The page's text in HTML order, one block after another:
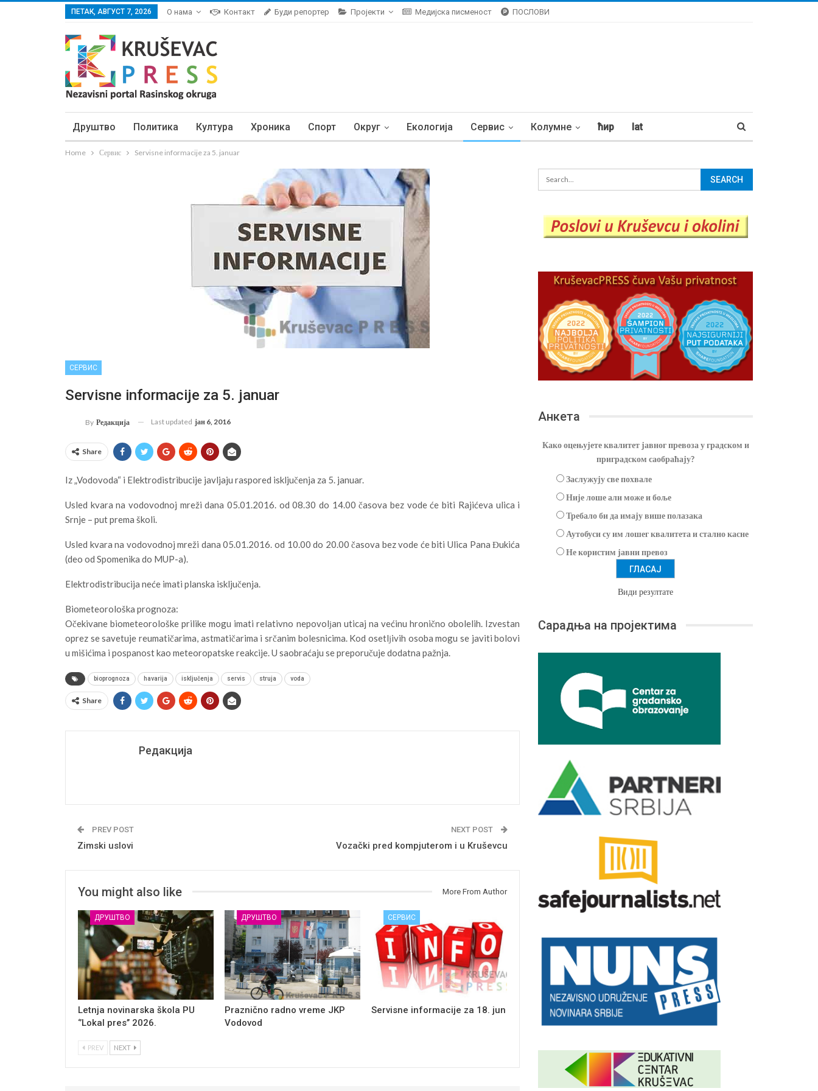
ПЕТАК, АВГУСТ 7, 2026 О нама Контакт Буди репортер Пројекти Медијска писменост ПОСЛОВИ
Друштво Политика Култура Хроника Спорт Округ Екологија Сервис Колумне ћир lat
Home Сервис Servisne informacije za 5. januar
СЕРВИС
Servisne informacije za 5. januar
By Редакција Last updated јан 6, 2016
Share
Iz „Vodovoda“ i Elektrodistribucije javljaju raspored isključenja za 5. januar.
Usled kvara na vodovodnoj mreži dana 05.01.2016. od 08.30 do 14.00 časova bez vode će biti Rajićeva ulica i
Srnje – put prema školi.
Usled kvara na vodovodnoj mreži dana 05.01.2016. od 10.00 do 20.00 časova bez vode će biti Ulica Pana Đukića
(deo od Spomenika do MUP-a).
Elektrodistribucija neće imati planska isključenja.
Biometeorološka prognoza:
Očekivane biometeorološke prilike mogu imati relativno nepovolјan uticaj na većinu hronično obolelih. Izvestan
oprez se savetuje reumatičarima, astmatičarima i srčanim bolesnicima. Kod osetlјivih osoba mogu se javiti bolovi
u mišićima i pospanost kao meteoropatske reakcije. U saobraćaju se preporučuje dodatna pažnja.
bioprognoza havarija isključenja servis struja voda
Share
Редакција
PREV POST
Zimski uslovi
NEXT POST
Vozački pred kompjuterom i u Kruševcu
You might also like More From Author
ДРУШТВО
Letnja novinarska škola PU
‘’Lokal pres’’ 2026.
ДРУШТВО
Praznično radno vreme JKP
Vodovod
СЕРВИС
Servisne informacije za 18. jun
PREV NEXT
Анкета
Како оцењујете квалитет јавног превоза у градском и
приградском саобраћају?
Заслужују све похвале
Није лоше али може и боље
Требало би да имају више полазака
Аутобуси су им лошег квалитета и стално касне
Не користим јавни превоз
Види резултате
Сарадња на пројектима